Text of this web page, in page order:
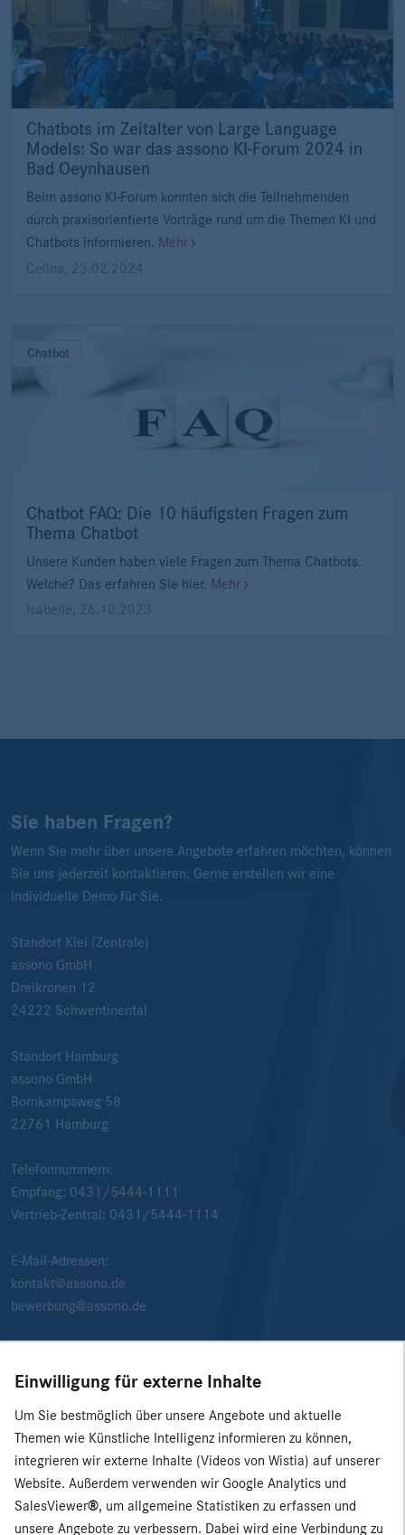
Chatbots im Zeitalter von Large Language
Models: So war das assono KI-Forum 2024 in
Bad Oeynhausen
Beim assono KI-Forum konnten sich die Teilnehmenden
durch praxisorientierte Vorträge rund um die Themen KI und
Chatbots informieren. Mehr
Celina
23.02.2024
Chatbot
Chatbot FAQ: Die 10 häufigsten Fragen zum
Thema Chatbot
Unsere Kunden haben viele Fragen zum Thema Chatbots.
Welche? Das erfahren Sie hier. Mehr
Isabelle, 26.10.2023
Sie haben Fragen?
Wenn Sie mehr über unsere Angebote erfahren möchten, können
Sie uns jederzeit kontaktieren. Gerne erstellen wir eine
individuelle Demo für Sie.
Standort Kiel (Zentrale)
assono GmbH
Dreikronen 12
24222 Schwentinental
Standort Hamburg
assono GmbH
Bornkampsweg 58
22761
Hamburg
Telefonnummern:
Empfang: 0431/5444-1111
Vertrieb-Zentral: 0431/5444-1114
E-Mail-Adressen:
kontakt@assono.de
bewerbung@assono.de
Einwilligung für externe Inhalte
Um Sie bestmöglich über unsere Angebote und aktuelle
Themen wie Künstliche Intelligenz informieren zu können,
integrieren wir externe Inhalte (Videos von Wistia) auf unserer
Website. Außerdem verwenden wir Google Analytics und
SalesViewer®, um allgemeine Statistiken zu erfassen und
unsere Angebote zu verbessern. Dabei wird eine Verbindung zu